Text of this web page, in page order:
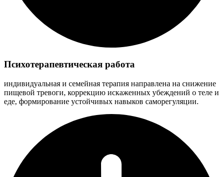
Психотерапевтическая работа
индивидуальная и семейная терапия направлена на снижение
пищевой тревоги, коррекцию искаженных убеждений о теле и
еде, формирование устойчивых навыков саморегуляции.